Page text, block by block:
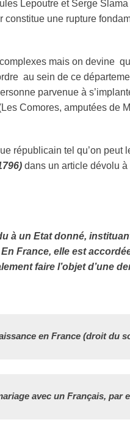
Lepoutre et Serge
une rupture
mais on devine
au sein de ce
parvenue à
Comores, amputées de
républicain tel qu’on peut
dans un article dévolu à
à un Etat donné,
France, elle est
faire l’objet d’une
en France (droit du
avec un Français,